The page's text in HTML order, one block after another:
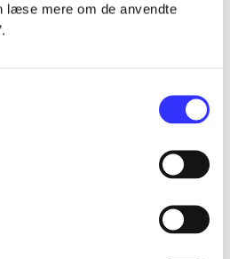
læse mere om de anvendte